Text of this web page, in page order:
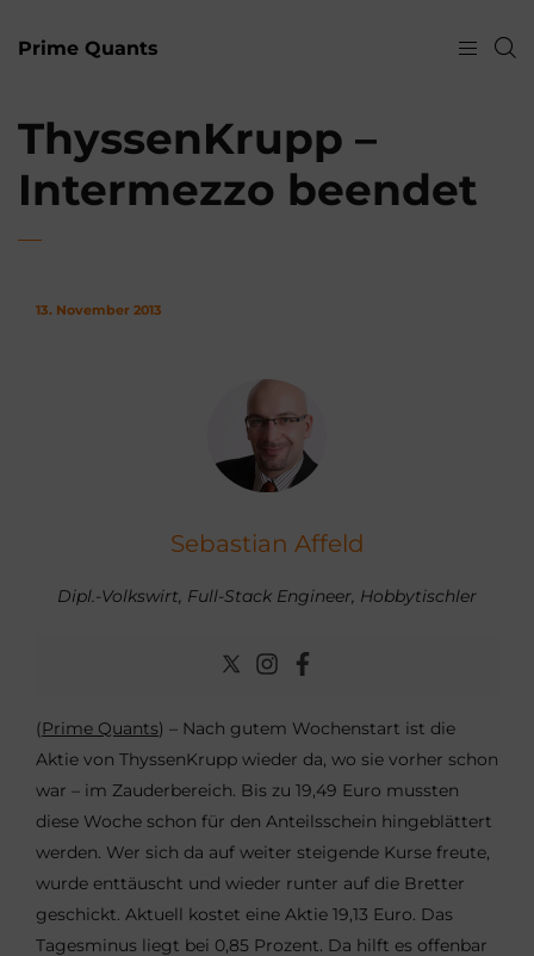
Prime Quants
ThyssenKrupp –
Intermezzo beendet
13. November 2013
Sebastian Affeld
Dipl.-Volkswirt, Full-Stack Engineer, Hobbytischler
(Prime Quants) – Nach gutem Wochenstart ist die
Aktie von ThyssenKrupp wieder da, wo sie vorher schon
war – im Zauderbereich. Bis zu 19,49 Euro mussten
diese Woche schon für den Anteilsschein hingeblättert
werden. Wer sich da auf weiter steigende Kurse freute,
wurde enttäuscht und wieder runter auf die Bretter
geschickt. Aktuell kostet eine Aktie 19,13 Euro. Das
Tagesminus liegt bei 0,85 Prozent. Da hilft es offenbar